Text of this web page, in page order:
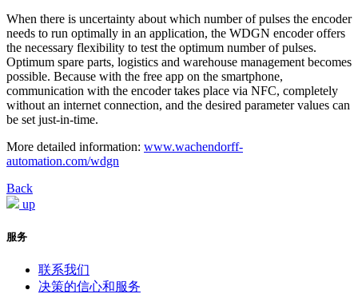
When there is uncertainty about which number of pulses the encoder
needs to run optimally in an application, the WDGN encoder offers
the necessary flexibility to test the optimum number of pulses.
Optimum spare parts, logistics and warehouse management becomes
possible. Because with the free app on the smartphone,
communication with the encoder takes place via NFC, completely
without an internet connection, and the desired parameter values can
be set just-in-time.
More detailed information: www.wachendorff-
automation.com/wdgn
Back
up
服务
联系我们
决策的信心和服务